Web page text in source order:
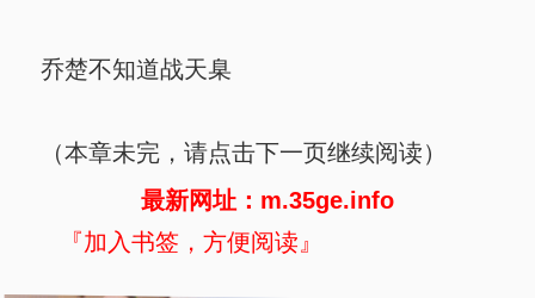
乔楚不知道战天臬
（本章未完，请点击下一页继续阅读）
最新网址：m.35ge.info
『加入书签，方便阅读』